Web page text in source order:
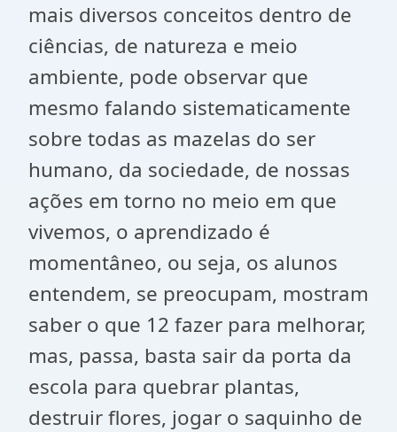
mais diversos conceitos dentro de
ciências, de natureza e meio
ambiente, pode observar que
mesmo falando sistematicamente
sobre todas as mazelas do ser
humano, da sociedade, de nossas
ações em torno no meio em que
vivemos, o aprendizado é
momentâneo, ou seja, os alunos
entendem, se preocupam, mostram
saber o que 12 fazer para melhorar,
mas, passa, basta sair da porta da
escola para quebrar plantas,
destruir flores, jogar o saquinho de